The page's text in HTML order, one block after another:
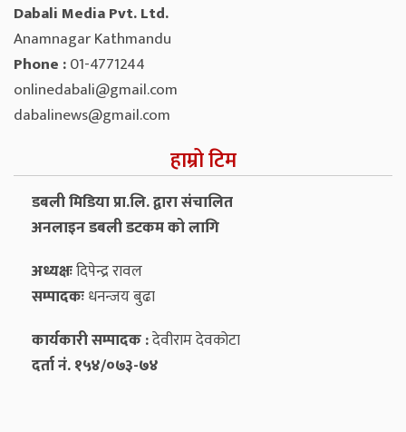
Dabali Media Pvt. Ltd.
Anamnagar Kathmandu
Phone :01-4771244
onlinedabali@gmail.com
dabalinews@gmail.com
हाम्रो टिम
डबली मिडिया प्रा.लि. द्वारा संचालित
अनलाइन डबली डटकम को लागि
अध्यक्षःदिपेन्द्र रावल
सम्पादकःधनन्‍जय बुढा
कार्यकारी सम्पादक :देवीराम देवकोटा
दर्ता नं. १५४/०७३-७४